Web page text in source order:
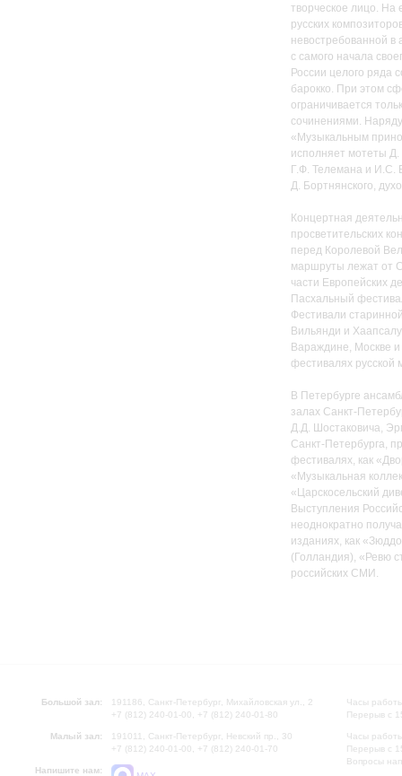
творческое лицо. На
русских
невостребованной в
с самого начала
России целого ряда
барокко. При этом
ограничивается
сочинениями.
«Музыкальным
исполняет мотеты
Г.Ф. Телемана и И.С.
Д. Бортнянского,
Концертная
просветительских
перед Королевой
маршруты лежат от
части Европейских
Пасхальный
Фестивали
Вильянди и
Вараждине, Москве
фестивалях
В Петербурге
залах Санкт-
Д.Д. Шостаковича,
Санкт-Петербурга,
фестивалях, как
«Музыкальная
«Царскосельский
Выступления
неоднократно
изданиях, как
(Голландия), «Ревю
российских СМИ.
Большой зал:
191186, Санкт-Петербург, Михайловская ул., 2
+7 (812) 240-01-00, +7 (812) 240-01-80
Малый зал:
191011, Санкт-Петербург, Невский пр., 30
+7 (812) 240-01-00, +7 (812) 240-01-70
Напишите нам:
Часы
Перерыв с
Часы
Перерыв с
Вопросы